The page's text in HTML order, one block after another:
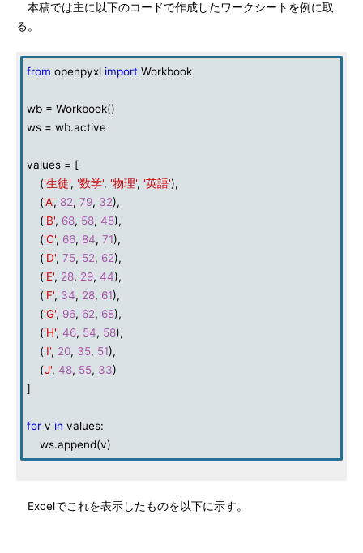
本稿では主に以下のコードで作成したワークシートを例に取
る。
from openpyxl import Workbook
wb = Workbook()
ws = wb.active
values = [
('生徒', '数学', '物理', '英語'),
('A', 82, 79, 32),
('B', 68, 58, 48),
('C', 66, 84, 71),
('D', 75, 52, 62),
('E', 28, 29, 44),
('F', 34, 28, 61),
('G', 96, 62, 68),
('H', 46, 54, 58),
('I', 20, 35, 51),
('J', 48, 55, 33)
]
for v in values:
ws.append(v)
Excelでこれを表示したものを以下に示す。